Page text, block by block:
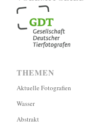
THEMEN
Aktuelle Fotografien
Wasser
Abstrakt